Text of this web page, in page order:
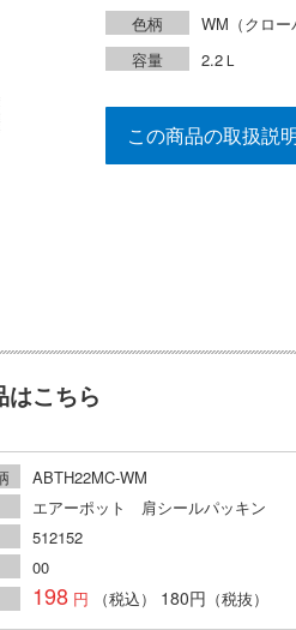
色柄
WM（クロー
容量
2.2Ｌ
この商品の取扱説
はこちら
ABTH22MC-WM
エアーポット 肩シールパッキン
512152
00
198 （税込） 180円 （税抜）